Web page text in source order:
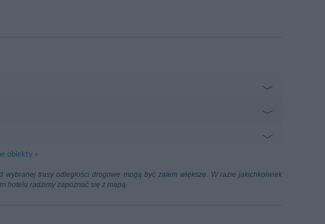
Batteria Val Di Locchi
Via Pagliari - La Spezia
Aeroporto Lucca Tassignano 65.19 km
Capannori (Lucca)
obiekty »
trasy odległości drogowe mogą być zatem większe. W razie jakichkolwiek
hotelu radzimy zapoznać się z mapą.